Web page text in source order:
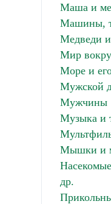
Маша и
Машины,
Медведи
Мир
Море и
Мужской
Мужчины
Музыка и
Мышки и
др.